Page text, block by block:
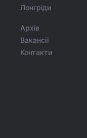
Лонгріди
Архів
Вакансії
Контакти